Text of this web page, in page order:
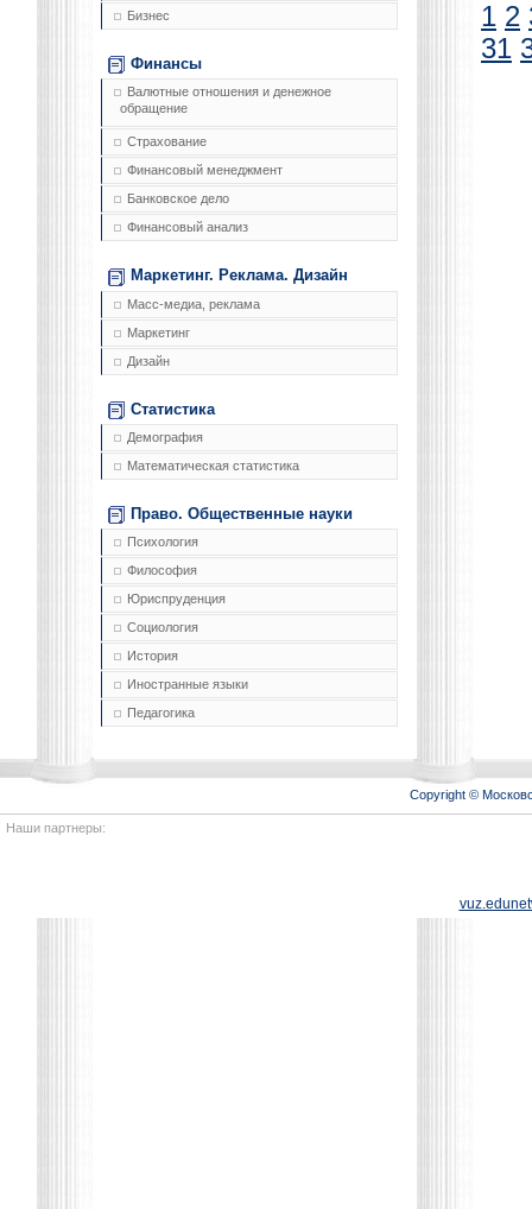
Бизнес
Финансы
Валютные отношения и денежное
обращение
Страхование
Финансовый менеджмент
Банковское дело
Финансовый анализ
Маркетинг. Реклама. Дизайн
Масс-медиа, реклама
Маркетинг
Дизайн
Статистика
Демография
Математическая статистика
Право. Общественные науки
Психология
Философия
Юриспруденция
Социология
История
Иностранные языки
Педагогика
1 2
31
Copyright ©
Наши партнеры: